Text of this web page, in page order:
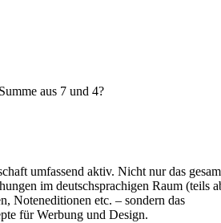
aus 7 und 4?
umfassend aktiv. Nicht nur das
im deutschsprachigen Raum (teils
Noteneditionen etc. – sondern das
für Werbung und Design.